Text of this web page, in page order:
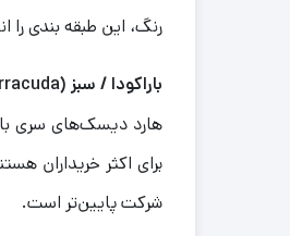
رنگ، این طبقه بندی را
باراکودا / سبز (
هارد دیسک‌های سری
شرکت پایین‌تر است.